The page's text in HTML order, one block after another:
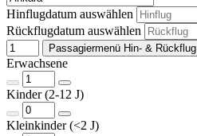
Hinflugdatum auswählen
Rückflugdatum auswählen
Passagiermenü Hin- & Rückflug
Erwachsene
Kinder (2-12 J)
Kleinkinder (<2 J)